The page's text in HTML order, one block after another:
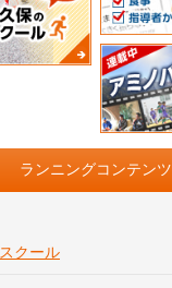
ランニングコンテンツ
クール